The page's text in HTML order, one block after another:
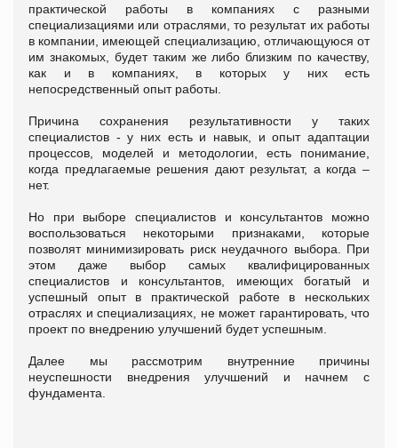
практической работы в компаниях с разными
специализациями или отраслями, то результат их работы
в компании, имеющей специализацию, отличающуюся от
им знакомых, будет таким же либо близким по качеству,
как и в компаниях, в которых у них есть
непосредственный опыт работы.
Причина сохранения результативности у таких
специалистов - у них есть и навык, и опыт адаптации
процессов, моделей и методологии, есть понимание,
когда предлагаемые решения дают результат, а когда –
нет.
Но при выборе специалистов и консультантов можно
воспользоваться некоторыми признаками, которые
позволят минимизировать риск неудачного выбора. При
этом даже выбор самых квалифицированных
специалистов и консультантов, имеющих богатый и
успешный опыт в практической работе в нескольких
отраслях и специализациях, не может гарантировать, что
проект по внедрению улучшений будет успешным.
Далее мы рассмотрим внутренние причины
неуспешности внедрения улучшений и начнем с
фундамента.